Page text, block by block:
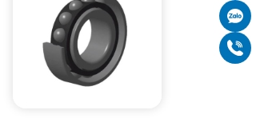
đa trục & vỏ